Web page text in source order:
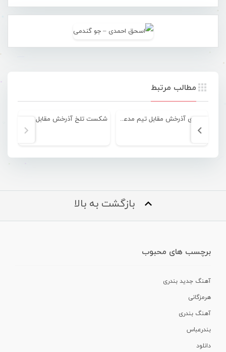
مطالب مرتبط
تساوی آذرخش مقابل تیم مدعی ملی حفاری
بازگشت به بالا
برچسب های محبوب
آهنگ جدید بندری
هرمزگانی
آهنگ بندری
بندرعباس
دانلود